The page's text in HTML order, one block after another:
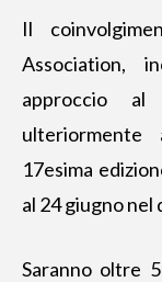
Il
Association,
approccio al
ulteriormente
17esima
al 24 giugno
Saranno oltre